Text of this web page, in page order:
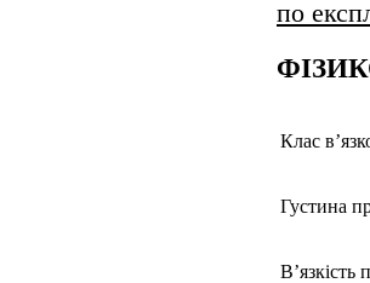
по
Клас
Густина
В’язкість